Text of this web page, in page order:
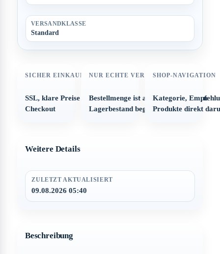
VERSANDKLASSE
Standard
SICHER EINKAUFEN
SSL, klare Preise und strukturierter
Checkout
NUR ECHTE VERFÜGBARKEIT
Bestellmenge ist automatisch auf den
Lagerbestand begrenzt
SHOP-NAVIGATION
Kategorie,
Produkte direkt
Weitere Details
ZULETZT AKTUALISIERT
09.08.2026 05:40
Beschreibung